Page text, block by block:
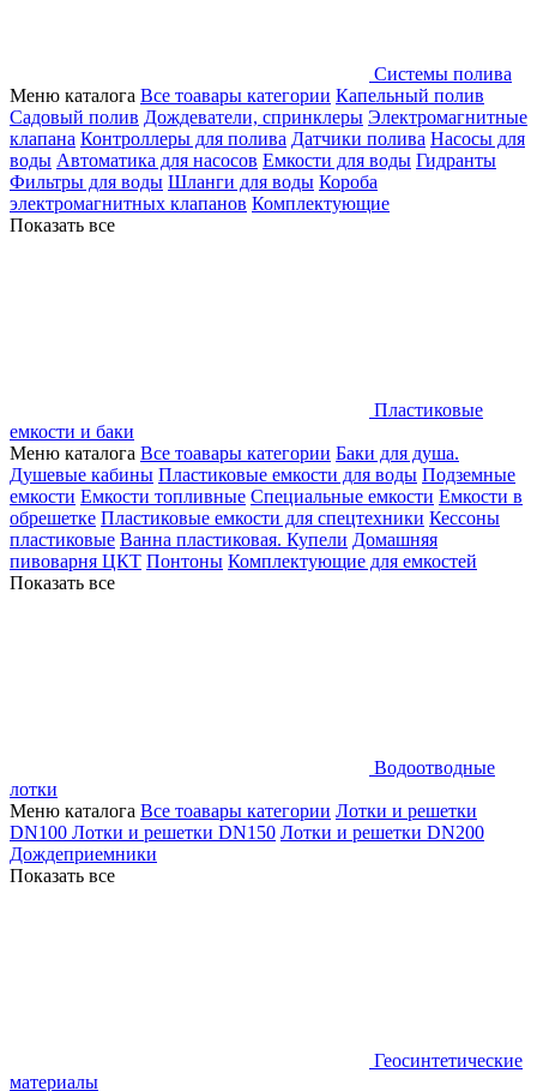
Системы полива
Меню каталога Все тоавары категории Капельный полив
Садовый полив Дождеватели, спринклеры Электромагнитные
клапана Контроллеры для полива Датчики полива Насосы для
воды Автоматика для насосов Емкости для воды Гидранты
Фильтры для воды Шланги для воды Короба
электромагнитных клапанов Комплектующие
Показать все
Пластиковые
емкости и баки
Меню каталога Все тоавары категории Баки для душа.
Душевые кабины Пластиковые емкости для воды Подземные
емкости Емкости топливные Специальные емкости Емкости в
обрешетке Пластиковые емкости для спецтехники Кессоны
пластиковые Ванна пластиковая. Купели Домашняя
пивоварня ЦКТ Понтоны Комплектующие для емкостей
Показать все
Водоотводные
лотки
Меню каталога Все тоавары категории Лотки и решетки
DN100 Лотки и решетки DN150 Лотки и решетки DN200
Дождеприемники
Показать все
Геосинтетические
материалы